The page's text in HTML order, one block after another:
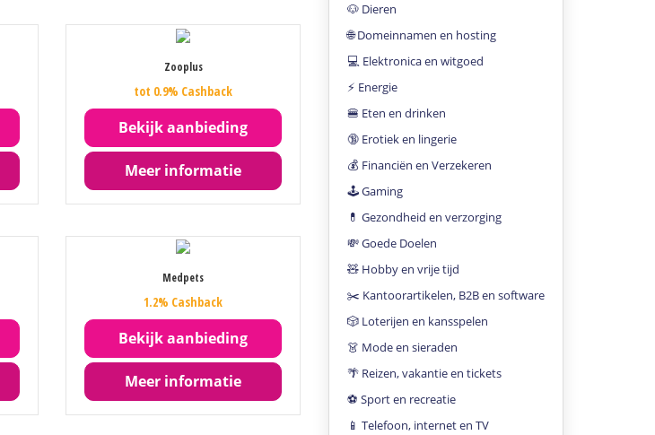
Zooplus
tot 0.9% Cashback
Bekijk aanbieding
Meer informatie
Medpets
1.2% Cashback
Bekijk aanbieding
Meer informatie
🐶 Dieren
🌐 Domeinnamen en hosting
💻 Elektronica en witgoed
⚡️ Energie
🍔 Eten en drinken
🔞 Erotiek en lingerie
💰 Financiën en Verzekeren
🕹 Gaming
💊 Gezondheid en verzorging
💸 Goede Doelen
🧸 Hobby en vrije tijd
✂️ Kantoorartikelen, B2B en software
🎲 Loterijen en kansspelen
👗 Mode en sieraden
🌴 Reizen, vakantie en tickets
⚽️ Sport en recreatie
📱 Telefoon, internet en TV